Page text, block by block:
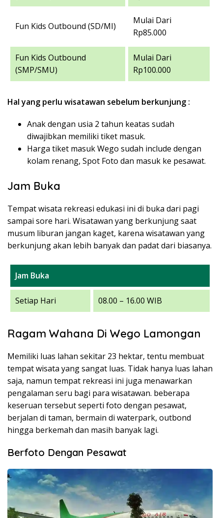
Fun Kids Outbound (SD/MI)
Mulai Dari
Rp85.000
Fun Kids Outbound
(SMP/SMU)
Mulai Dari
Rp100.000
Hal yang perlu wisatawan sebelum berkunjung :
Anak dengan usia 2 tahun keatas sudah
diwajibkan memiliki tiket masuk.
Harga tiket masuk Wego sudah include dengan
kolam renang, Spot Foto dan masuk ke pesawat.
Jam Buka
Tempat wisata rekreasi edukasi ini di buka dari pagi
sampai sore hari. Wisatawan yang berkunjung saat
musum liburan jangan kaget, karena wisatawan yang
berkunjung akan lebih banyak dan padat dari biasanya.
Jam Buka
Setiap Hari 08.00 – 16.00 WIB
Ragam Wahana Di Wego Lamongan
Memiliki luas lahan sekitar 23 hektar, tentu membuat
tempat wisata yang sangat luas. Tidak hanya luas lahan
saja, namun tempat rekreasi ini juga menawarkan
pengalaman seru bagi para wisatawan. beberapa
keseruan tersebut seperti foto dengan pesawat,
berjalan di taman, bermain di waterpark, outbond
hingga berkemah dan masih banyak lagi.
Berfoto Dengan Pesawat